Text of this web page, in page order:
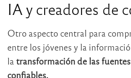
IA y creadores de
Otro aspecto central para
entre los jóvenes y la
la transformación de las
confiables.